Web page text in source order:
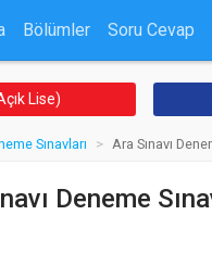
Bölümler Soru Cevap
Lise)
Sınavları Ara Sınavı
Deneme